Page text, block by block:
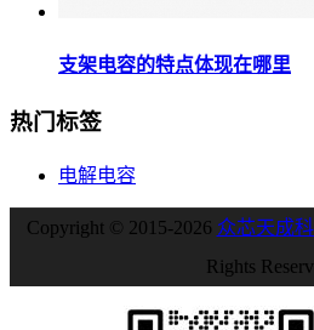
支架电容的特点体现在哪里
热门标签
电解电容
Copyright © 2015-2026 众芯天成
Rights